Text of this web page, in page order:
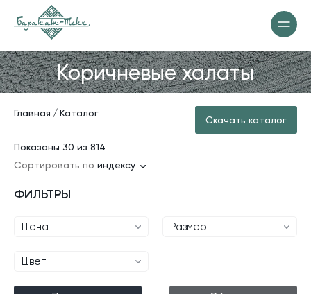
Коричневые халаты
Главная Каталог
Скачать каталог
Показаны 30 из 814
Сортировать по индексу
ФИЛЬТРЫ
Цена Размер
Цвет